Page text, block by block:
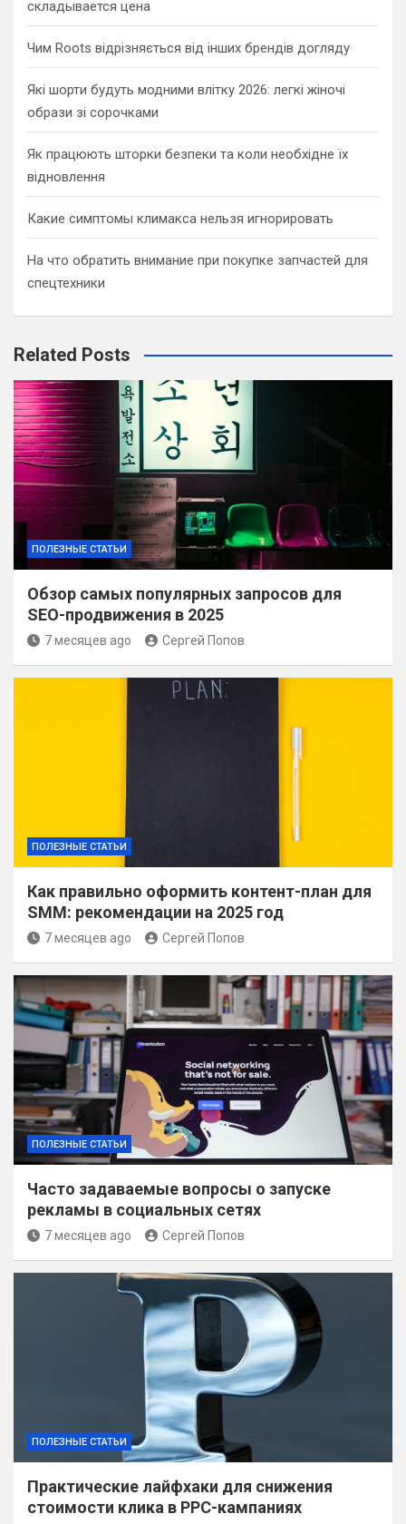
складывается цена
Чим Roots відрізняється від інших брендів догляду
Які шорти будуть модними влітку 2026: легкі жіночі
образи зі сорочками
Як працюють шторки безпеки та коли необхідне їх
відновлення
Какие симптомы климакса нельзя игнорировать
На что обратить внимание при покупке запчастей для
спецтехники
Related Posts
ПОЛЕЗНЫЕ СТАТЬИ
Обзор самых популярных запросов для
SEO-продвижения в 2025
7 месяцев ago Сергей Попов
ПОЛЕЗНЫЕ СТАТЬИ
Как правильно оформить контент-план для
SMM: рекомендации на 2025 год
7 месяцев ago Сергей Попов
ПОЛЕЗНЫЕ СТАТЬИ
Часто задаваемые вопросы о запуске
рекламы в социальных сетях
7 месяцев ago Сергей Попов
ПОЛЕЗНЫЕ СТАТЬИ
Практические лайфхаки для снижения
стоимости клика в PPC-кампаниях